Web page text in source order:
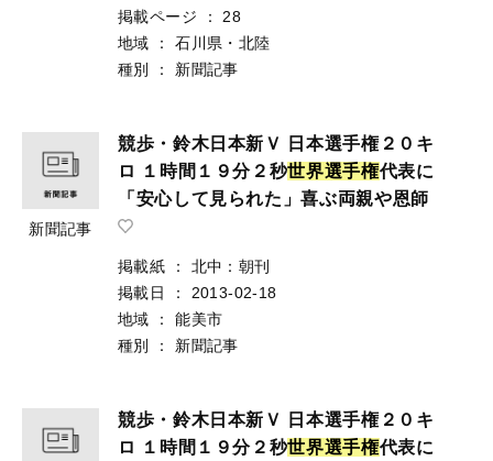
掲載ページ
：
28
地域
：
石川県・北陸
種別
： 新聞記事
新聞記事
競歩・鈴木日本新Ｖ 日本選手権２０キ
ロ １時間１９分２秒世界選手権代表に
「安心して見られた」喜ぶ両親や恩師
掲載紙 ：
北中：朝刊
掲載日
：
2013-02-18
地域
：
能美市
種別
： 新聞記事
競歩・鈴木日本新Ｖ 日本選手権２０キ
ロ １時間１９分２秒世界選手権代表に